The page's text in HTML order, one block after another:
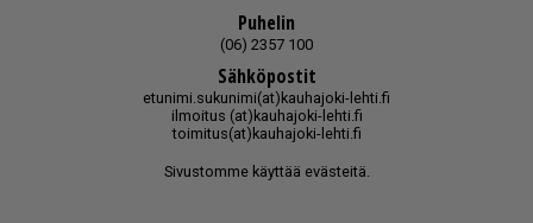
Puhelin
(06) 2357 100
Sähköpostit
etunimi.sukunimi(at)kauhajoki-lehti.fi
ilmoitus (at)kauhajoki-lehti.fi
toimitus(at)kauhajoki-lehti.fi
Sivustomme käyttää evästeitä.